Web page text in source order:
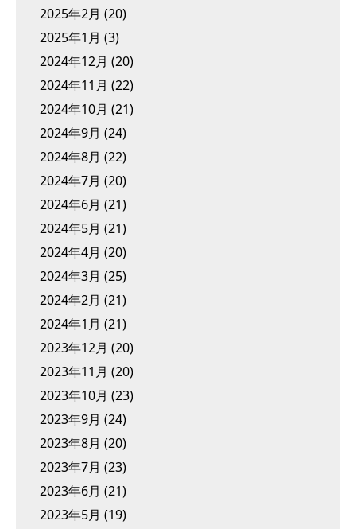
2025年2月 (20)
2025年1月 (3)
2024年12月 (20)
2024年11月 (22)
2024年10月 (21)
2024年9月 (24)
2024年8月 (22)
2024年7月 (20)
2024年6月 (21)
2024年5月 (21)
2024年4月 (20)
2024年3月 (25)
2024年2月 (21)
2024年1月 (21)
2023年12月 (20)
2023年11月 (20)
2023年10月 (23)
2023年9月 (24)
2023年8月 (20)
2023年7月 (23)
2023年6月 (21)
2023年5月 (19)